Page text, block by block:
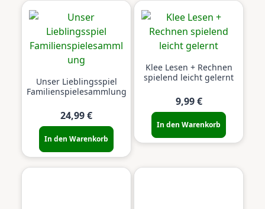
Unser Lieblingsspiel
Familienspielesammlung
24,99 €
In den Warenkorb
Klee Lesen + Rechnen
spielend leicht gelernt
9,99 €
In den Warenkorb